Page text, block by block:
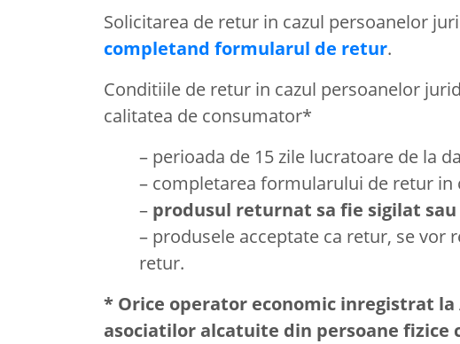
Solicitarea de retur in cazul persoanelor
completand formularul de retur.
Conditiile de retur in cazul persoanelor
calitatea de consumator*
– perioada de 15 zile lucratoare de la
– completarea formularului de retur
– produsul returnat sa fie sigilat
– produsele acceptate ca retur, se
retur.
* Orice operator economic inregistrat la
asociatilor alcatuite din persoane fizice